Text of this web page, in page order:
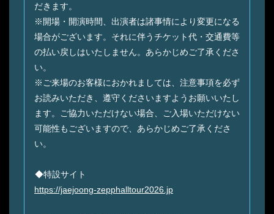
だきます。
※開場・開演時間、出演者は諸事情により変更になる
場合がございます。それに伴うチケット代・交通費等
の払い戻しはいたしません。あらかじめご了承くださ
い。
※ご来場のお客様におかれましては、注意事項を必ず
お読みいただき、遵守くださいますようお願いいたし
ます。ご協力いただけない場合、ご入場いただけない
可能性もございますので、あらかじめご了承くださ
い。
◆特設サイト
https://jaejoong-zepphalltour2026.jp